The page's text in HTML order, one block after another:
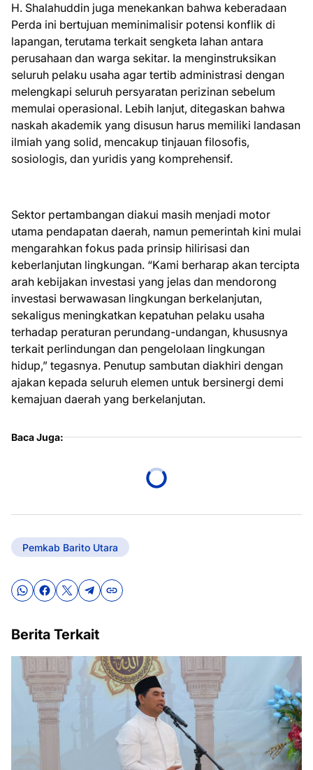
H. Shalahuddin juga menekankan bahwa keberadaan
Perda ini bertujuan meminimalisir potensi konflik di
lapangan, terutama terkait sengketa lahan antara
perusahaan dan warga sekitar. Ia menginstruksikan
seluruh pelaku usaha agar tertib administrasi dengan
melengkapi seluruh persyaratan perizinan sebelum
memulai operasional. Lebih lanjut, ditegaskan bahwa
naskah akademik yang disusun harus memiliki landasan
ilmiah yang solid, mencakup tinjauan filosofis,
sosiologis, dan yuridis yang komprehensif.
Sektor pertambangan diakui masih menjadi motor
utama pendapatan daerah, namun pemerintah kini mulai
mengarahkan fokus pada prinsip hilirisasi dan
keberlanjutan lingkungan. “Kami berharap akan tercipta
arah kebijakan investasi yang jelas dan mendorong
investasi berwawasan lingkungan berkelanjutan,
sekaligus meningkatkan kepatuhan pelaku usaha
terhadap peraturan perundang-undangan, khususnya
terkait perlindungan dan pengelolaan lingkungan
hidup,” tegasnya. Penutup sambutan diakhiri dengan
ajakan kepada seluruh elemen untuk bersinergi demi
kemajuan daerah yang berkelanjutan.
Baca Juga:
Pemkab Barito Utara
Berita Terkait